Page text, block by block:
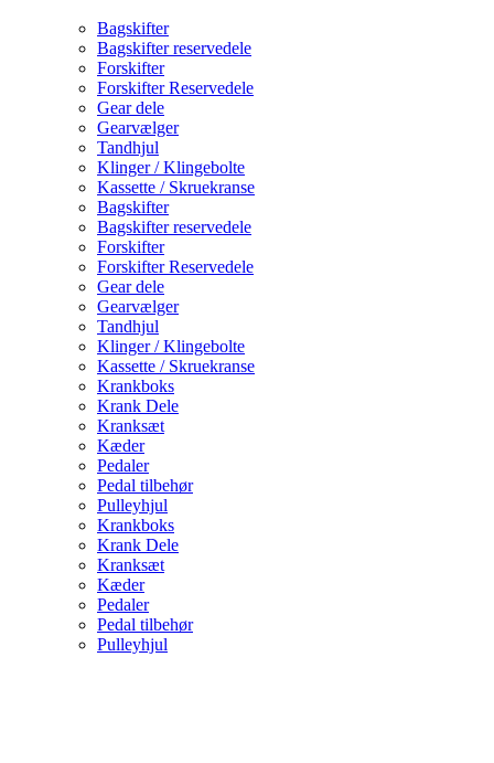
Bagskifter
Bagskifter reservedele
Forskifter
Forskifter Reservedele
Gear dele
Gearvælger
Tandhjul
Klinger / Klingebolte
Kassette / Skruekranse
Bagskifter
Bagskifter reservedele
Forskifter
Forskifter Reservedele
Gear dele
Gearvælger
Tandhjul
Klinger / Klingebolte
Kassette / Skruekranse
Krankboks
Krank Dele
Kranksæt
Kæder
Pedaler
Pedal tilbehør
Pulleyhjul
Krankboks
Krank Dele
Kranksæt
Kæder
Pedaler
Pedal tilbehør
Pulleyhjul